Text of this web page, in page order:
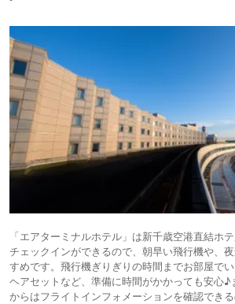
「エアターミナルホテル」は新千歳空港直結ホ
チェックインができるので、朝早い飛行機や、
すめです。飛行機ぎりぎりの時間までお部屋で
ヘアセットなど、準備に時間がかかっても安心♪
からはフライトインフォメーションを確認でき